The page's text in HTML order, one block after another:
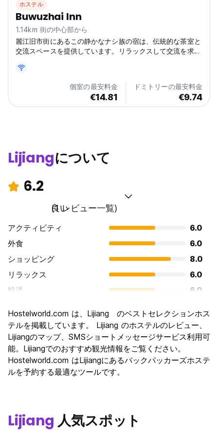
ホステル
Buwuzhai Inn
1.14km 街の中心部から
麗江旧市街にあるこの静かなナシ族の宿は、伝統的な茶室と
交流スペースを提供しています。リラックスして交流を求め
(Auto-translated from original language)
個室の最安料金
€14.81
ドミトリーの最安料金
€9.74
Lijiangについて
6.2
良い
(1 レビュー一覧)
アクティビティ
6.0
外食
6.0
ショッピング
8.0
リラックス
6.0
輸送
6.0
文化
ナイトライフ
6.0
コストパフォーマンス
Hostelworld.com は、Lijiang のベストセレクションホス
テルを掲載しています。 Lijiang のホステルのレビュー、
Lijiangのマップ、SMSショートメッセージサービス利用可
能。Lijiangでのおすすめ観光情報をご覧ください。
Hostelworld.com はLijiangにあるバックパッカーズホステ
ルを予約する最適なツールです。
Lijiang 人気スポット